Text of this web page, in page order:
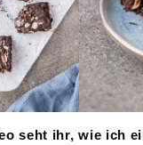
seht ihr, wie ich